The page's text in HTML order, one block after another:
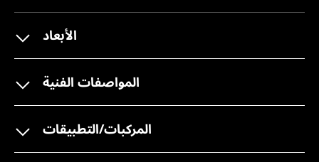
الأبعاد
المواصفات الفنية
المركبات/التطبيقات